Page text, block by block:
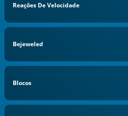
Reações De Velocidade
Bejeweled
Blocos